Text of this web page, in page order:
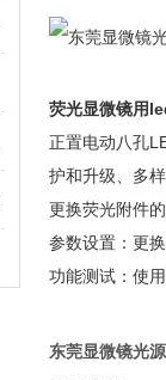
荧光显微镜用
正置电动八孔
护和升级、多
更换荧光附件
参数设置：更
功能测试：使
东莞显微镜光